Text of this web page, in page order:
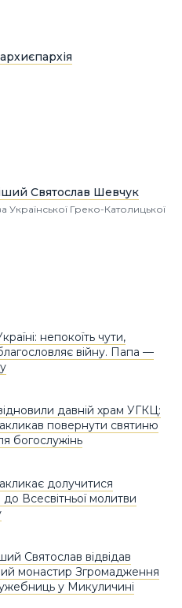
Святослав Шевчук
Української Греко-Католицької
непокоїть чути,
війну. Папа —
давній храм УГКЦ:
повернути святиню
богослужінь
долучитися
Всесвітньої молитви
Святослав відвідав
монастир Згромадження
у Микуличині